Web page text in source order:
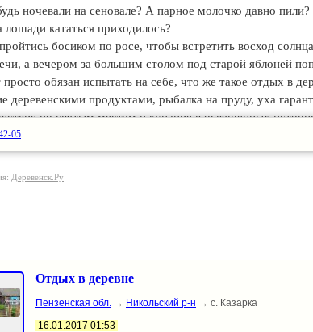
ночевали на сеновале? А парное молочко давно
лошади кататься приходилось?
босиком по росе, чтобы встретить восход
а вечером за большим столом под старой яблоней
обязан испытать на себе, что же такое отдых в
деревенскими продуктами, рыбалка на пруду, уха
по святым местам и купание в освященных
комфортных условиях, со всеми удобствами, вокруг
самовар.
05
Деревенск.Ру
Отдых в деревне
Пензенская обл. → Никольский р-н → с. Казарка
16.01.2017 01:53